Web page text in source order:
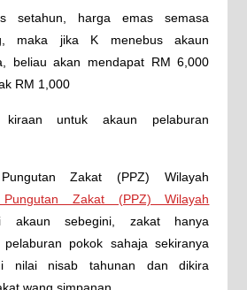
setahun, harga emas semasa
maka jika K menebus akaun
beliau akan mendapat RM 6,000
RM 1,000
kiraan untuk akaun pelaburan
Zakat (PPZ) Wilayah
Zakat (PPZ) Wilayah
akaun sebegini, zakat hanya
pokok sahaja sekiranya
nilai nisab tahunan dan dikira